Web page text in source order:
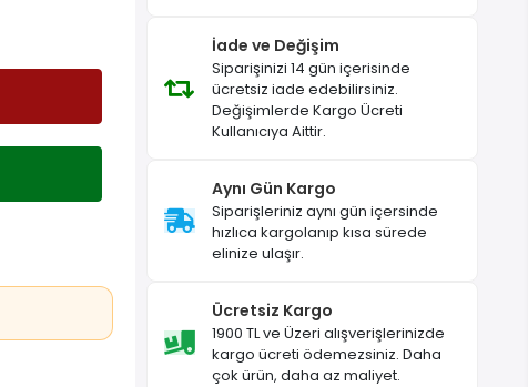
İade ve Değişim
Siparişinizi 14 gün içerisinde
ücretsiz iade edebilirsiniz.
Değişimlerde Kargo Ücreti
Kullanıcıya Aittir.
Aynı Gün Kargo
Siparişleriniz aynı gün içersinde
hızlıca kargolanıp kısa sürede
elinize ulaşır.
Ücretsiz Kargo
1900 TL ve Üzeri alışverişlerinizde
kargo ücreti ödemezsiniz. Daha
çok ürün, daha az maliyet.